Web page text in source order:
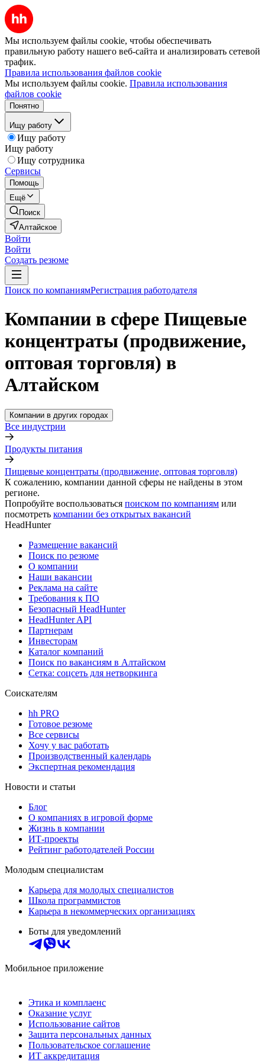
Мы используем файлы cookie, чтобы обеспечивать
правильную работу нашего веб-сайта и анализировать сетевой
трафик.
Правила использования файлов cookie
Мы используем файлы cookie. Правила использования
файлов cookie
Понятно
Ищу работу
Ищу работу
Ищу работу
Ищу сотрудника
Сервисы
Помощь
Ещё
Поиск
Алтайское
Войти
Войти
Создать резюме
Поиск по компаниямРегистрация работодателя
Компании в сфере Пищевые
концентраты (продвижение,
оптовая торговля) в
Алтайском
Компании в других городах
Все индустрии
Продукты питания
Пищевые концентраты (продвижение, оптовая торговля)
К сожалению, компании данной сферы не найдены в этом
регионе.
Попробуйте воспользоваться поиском по компаниям или
посмотреть компании без открытых вакансий
HeadHunter
Размещение вакансий
Поиск по резюме
О компании
Наши вакансии
Реклама на сайте
Требования к ПО
Безопасный HeadHunter
HeadHunter API
Партнерам
Инвесторам
Каталог компаний
Поиск по вакансиям в Алтайском
Сетка: соцсеть для нетворкинга
Соискателям
hh PRO
Готовое резюме
Все сервисы
Хочу у вас работать
Производственный календарь
Экспертная рекомендация
Новости и статьи
Блог
О компаниях в игровой форме
Жизнь в компании
ИТ-проекты
Рейтинг работодателей России
Молодым специалистам
Карьера для молодых специалистов
Школа программистов
Карьера в некоммерческих организациях
Боты для уведомлений
Мобильное приложение
Этика и комплаенс
Оказание услуг
Использование сайтов
Защита персональных данных
Пользовательское соглашение
ИТ аккредитация